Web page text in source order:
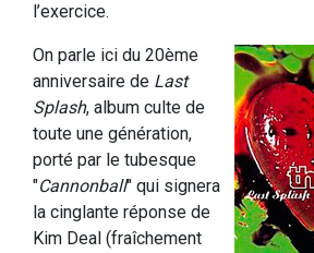
l’exercice.
On parle ici du 20ème
anniversaire de Last
Splash, album culte de
toute une génération,
porté par le tubesque
"Cannonball" qui signera
la cinglante réponse de
Kim Deal (fraîchement